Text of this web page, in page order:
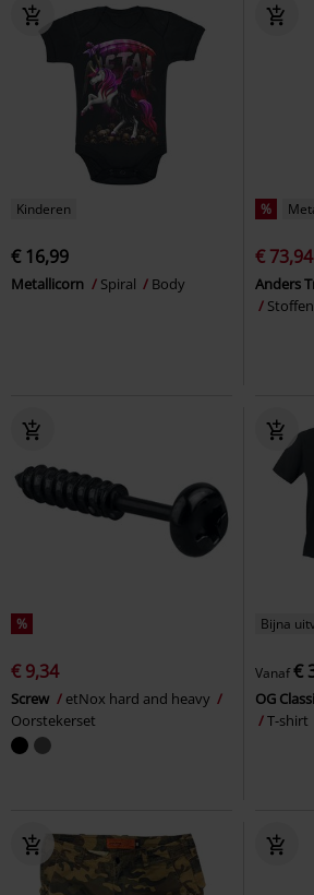
Kinderen
€ 16,99
Metallicorn Spiral Body
%
€ 73,94
Anders
%
€ 9,34
Screw
etNox hard and heavy
Oorstekerset
Bijna
Vanaf€
OG
T-shirt